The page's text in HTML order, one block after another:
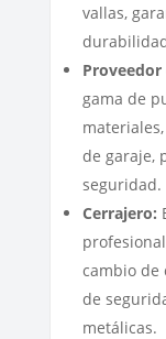
vallas,
gama de
de garaje,
seguridad.
Cerrajero:
cambio de
de
metálicas.